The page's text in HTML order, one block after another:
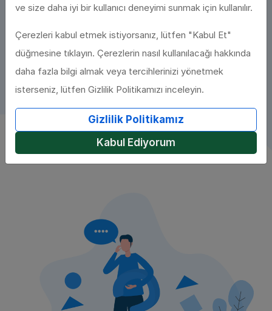
ve size daha iyi bir kullanıcı deneyimi sunmak için kullanılır.
Çerezleri kabul etmek istiyorsanız, lütfen "Kabul Et"
düğmesine tıklayın. Çerezlerin nasıl kullanılacağı hakkında
daha fazla bilgi almak veya tercihlerinizi yönetmek
isterseniz, lütfen Gizlilik Politikamızı inceleyin.
Gizlilik Politikamız
Kabul Ediyorum